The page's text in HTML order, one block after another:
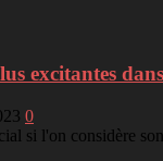
excitantes
0
si l'on considère